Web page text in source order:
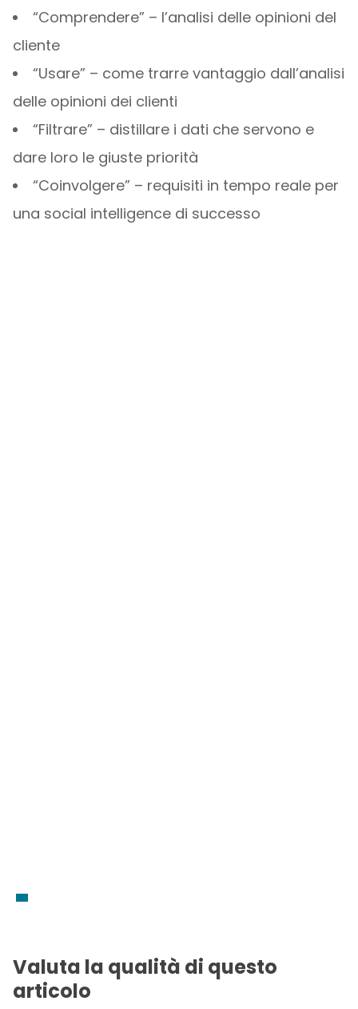
“Comprendere” – l’analisi delle opinioni del
cliente
“Usare” – come trarre vantaggio dall’analisi
delle opinioni dei clienti
“Filtrare” – distillare i dati che servono e
dare loro le giuste priorità
“Coinvolgere” – requisiti in tempo reale per
una social intelligence di successo
Valuta la qualità di questo
articolo